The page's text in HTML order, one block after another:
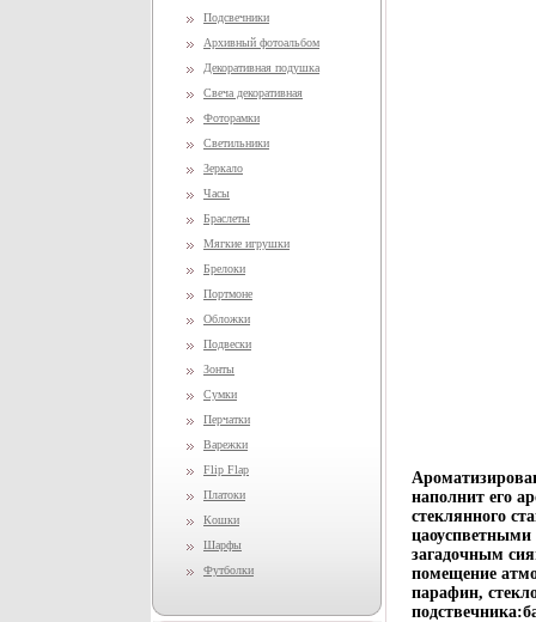
Подсвечники
Архивный фотоальбом
Декоративная подушка
Свеча декоративная
Фоторамки
Светильники
Зеркало
Часы
Браслеты
Мягкие игрушки
Брелоки
Портмоне
Обложки
Подвески
Зонты
Сумки
Перчатки
Варежки
Flip Flap
Платоки
Кошки
Шарфы
Футболки
наполнит его
стеклянного
загадочным
помещение
парафин,